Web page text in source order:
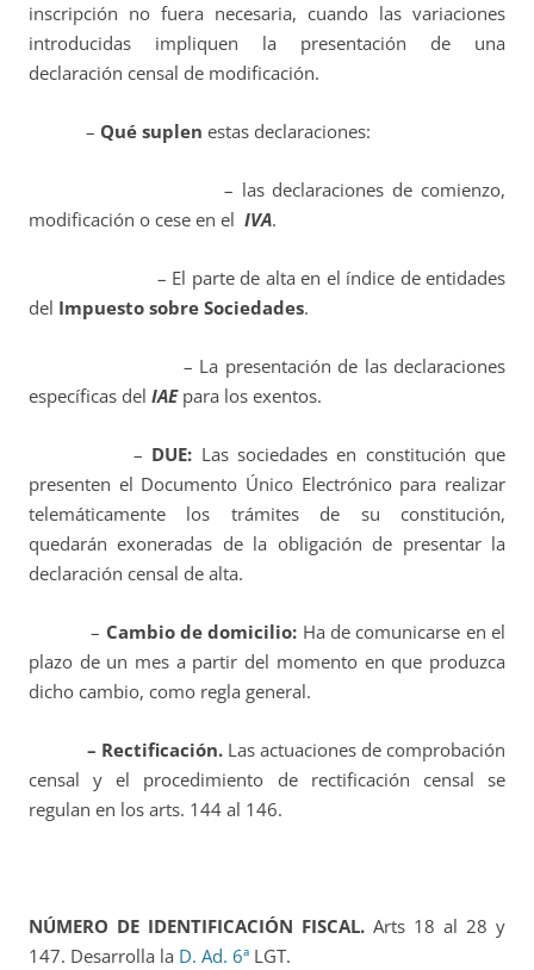
inscripción no fuera necesaria, cuando las variaciones
introducidas impliquen la presentación de una
declaración censal de modificación.
– Qué suplen estas declaraciones:
– las declaraciones de comienzo,
modificación o cese en el IVA.
– El parte de alta en el índice de entidades
del Impuesto sobre Sociedades.
– La presentación de las declaraciones
específicas del IAEpara los exentos.
– DUE: Las sociedades en constitución que
presenten el Documento Único Electrónico para realizar
telemáticamente los trámites de su constitución,
quedarán exoneradas de la obligación de presentar la
declaración censal de alta.
– Cambio de domicilio: Ha de comunicarse en el
plazo de un mes a partir del momento en que produzca
dicho cambio, como regla general.
– Rectificación.Las actuaciones de comprobación
censal y el procedimiento de rectificación censal se
regulan en los arts. 144 al 146.
NÚMERO DE IDENTIFICACIÓN FISCAL. Arts 18 al 28 y
147. Desarrolla la D. Ad. 6ª LGT.